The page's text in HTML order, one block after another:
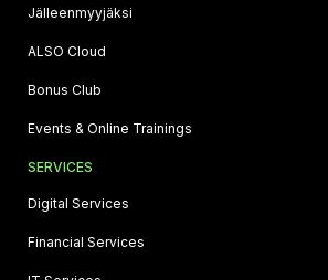
Jälleenmyyjäksi
ALSO Cloud
Bonus Club
Events & Online Trainings
SERVICES
Digital Services
Financial Services